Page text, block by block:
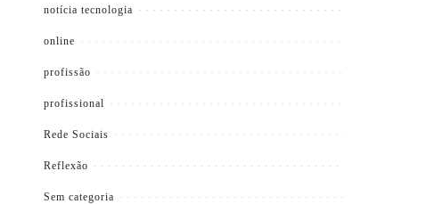
notícia tecnologia
online
profissão
profissional
Rede Sociais
Reflexão
Sem categoria